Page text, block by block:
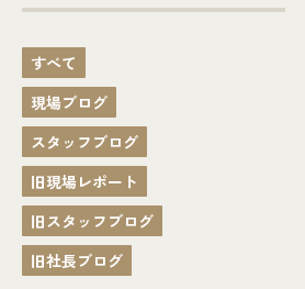
すべて
現場ブログ
スタッフブログ
旧現場レポート
旧スタッフブログ
旧社長ブログ